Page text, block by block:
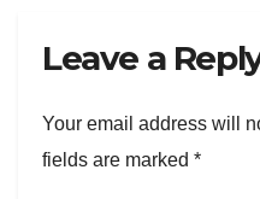
Leave a
Your email address will
fields are marked *